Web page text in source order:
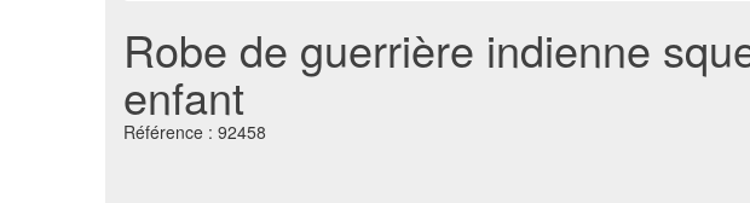
Robe de guerrière indienne
enfant
Référence : 92458